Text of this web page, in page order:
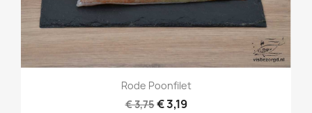
Rode Poonfilet
€ 3,75€ 3,19